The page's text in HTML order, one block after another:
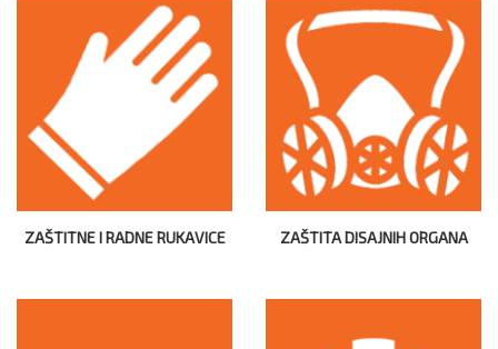
ZAŠTITNE I RADNE RUKAVICE ZAŠTITA DISAJNIH ORGANA